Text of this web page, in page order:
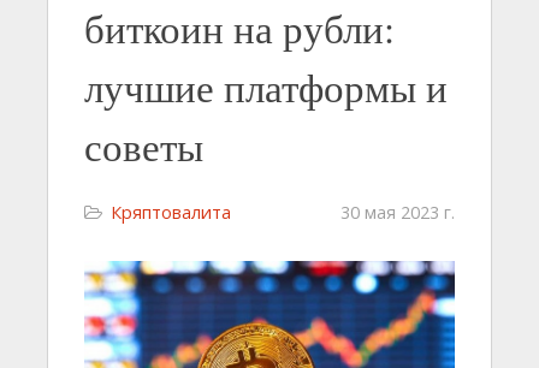
биткоин на рубли:
лучшие платформы и
советы
Кряптовалита 30 мая 2023 г.